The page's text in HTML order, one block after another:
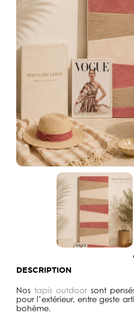
DESCRIPTION
Nostapis outdoor sont
pour l’extérieur, entre geste
bohème.